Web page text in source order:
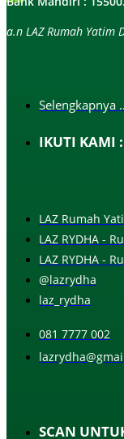
a.n LAZ Rumah Yatim
Selengkapnya
IKUTI KAMI :
LAZ Rumah
LAZ RYDHA -
LAZ RYDHA -
@lazrydha
laz_rydha
081 7777 002
SCAN